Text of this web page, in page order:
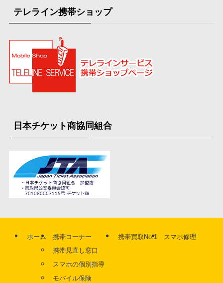
テレライン携帯ショップ
日本チケット商協同組合
ホーム
携帯コーナー
携帯見直し窓口
スマホの個別指導
モバイル保険
携帯買取No.1 スマホ修理